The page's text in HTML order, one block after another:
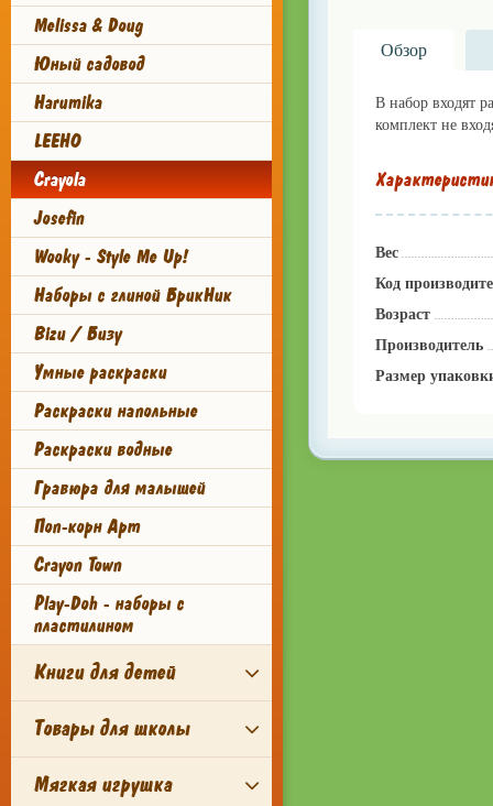
Melissa & Doug
Юный садовод
Harumika
LEEHO
Crayola
Josefin
Wooky - Style Me Up!
Наборы с глиной БрикНик
Bizu / Бизу
Умные раскраски
Раскраски напольные
Раскраски водные
Гравюра для малышей
Поп-корн Арт
Crayon Town
Play-Doh - наборы с
пластилином
Книги для детей
Товары для школы
Мягкая игрушка
Обзор
В набор входят
комплект не
Вес
Код
Возраст
Производитель
Размер